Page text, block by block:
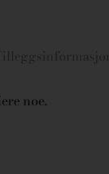
noe.